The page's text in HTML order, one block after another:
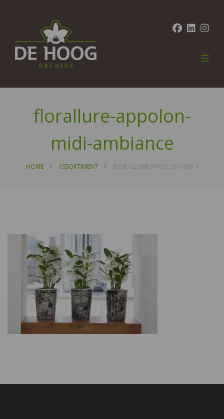
florallure-appolon-
midi-ambiance
HOME ASSORTIMENT